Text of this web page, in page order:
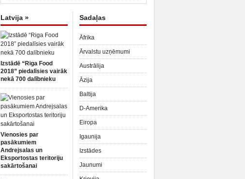
Latvija »
Izstādē “Riga Food
2018” piedalīsies vairāk
nekā 700 dalībnieku
Vienosies par
pasākumiem
Andrejsalas un
Eksportostas teritoriju
sakārtošanai
Sadaļas
Āfrika
Ārvalstu uzņēmumi
Austrālija
Āzija
Baltija
D-Amerika
Eiropa
Igaunija
Izstādes
Jaunumi